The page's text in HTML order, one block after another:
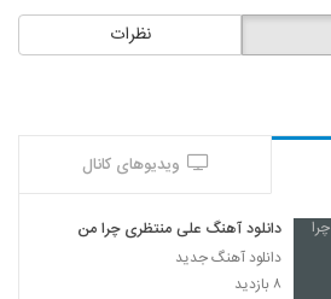
نظرات
ویدیوهای کانال
دانلود آهنگ علی منتظری چرا من
دانلود آهنگ جدید
۸ بازدید